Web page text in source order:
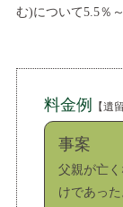
む)について5.5％
料金例 【遺
事案
父親が亡
けであっ